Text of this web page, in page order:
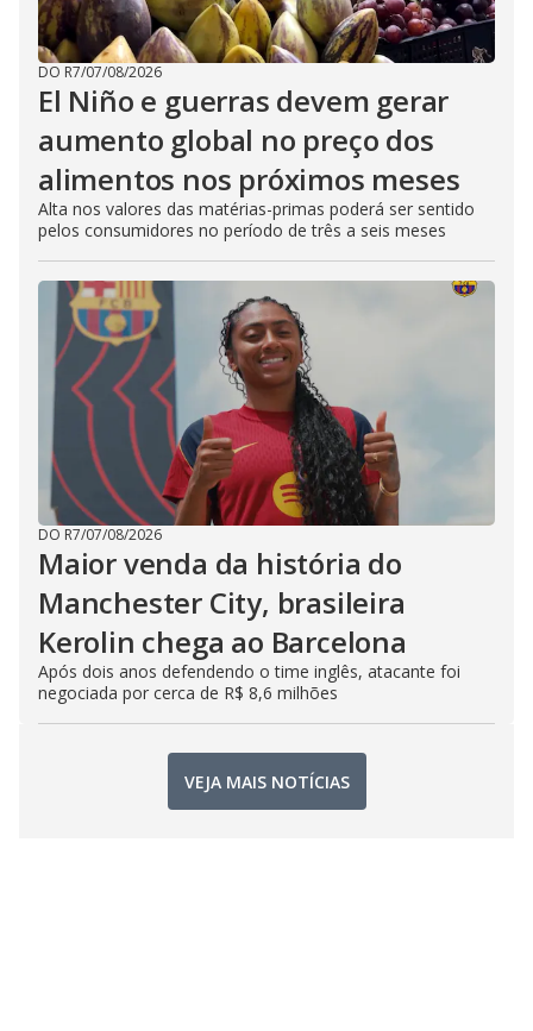
DO R7/07/08/2026
El Niño e guerras devem gerar
aumento global no preço dos
alimentos nos próximos meses
Alta nos valores das matérias-primas poderá ser sentido
pelos consumidores no período de três a seis meses
DO R7/07/08/2026
Maior venda da história do
Manchester City, brasileira
Kerolin chega ao Barcelona
Após dois anos defendendo o time inglês, atacante foi
negociada por cerca de R$ 8,6 milhões
VEJA MAIS NOTÍCIAS